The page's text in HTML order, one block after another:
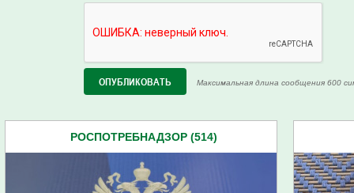
Максимальная длина сообщения 600
РОСПОТРЕБНАДЗОР (514)